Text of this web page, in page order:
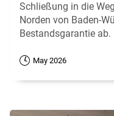
Schließung in die
Norden von Baden-
Bestandsgarantie ab.
May 2026